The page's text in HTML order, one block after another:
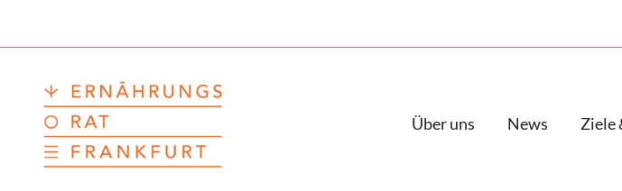
Über uns News Ziele